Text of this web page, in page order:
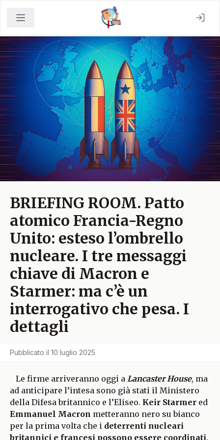
BRIEFING ROOM. Patto
atomico Francia-Regno
Unito: esteso l’ombrello
nucleare. I tre messaggi
chiave di Macron e
Starmer: ma c’è un
interrogativo che pesa. I
dettagli
Pubblicato il 10 luglio 2025
Le firme arriveranno oggi a Lancaster House, ma
ad anticipare l’intesa sono già stati il Ministero
della Difesa britannico e l’Eliseo. Keir Starmer ed
Emmanuel Macron metteranno nero su bianco
per la prima volta che i deterrenti nucleari
britannici e francesi possono essere coordinati.